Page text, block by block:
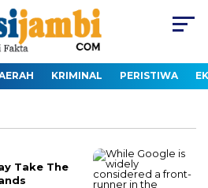
KRIMINAL PERISTIWA
Take The